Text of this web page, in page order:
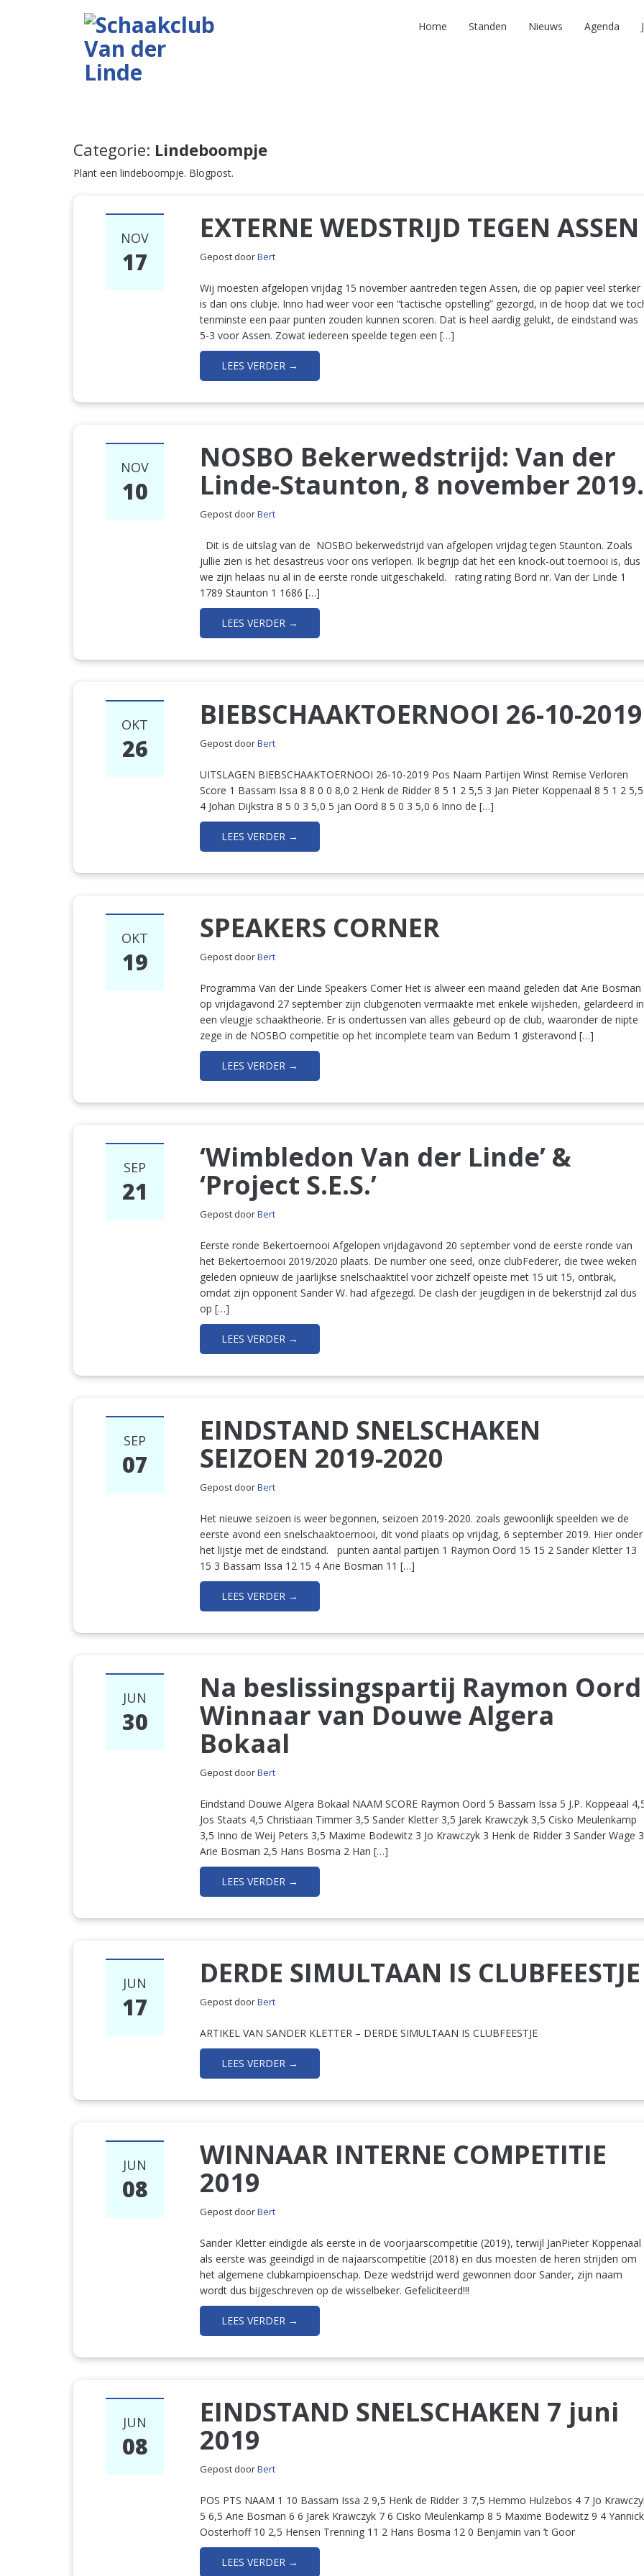
Home Standen Nieuws Agenda
Categorie: Lindeboompje
Plant een lindeboompje. Blogpost.
NOV
17
EXTERNE WEDSTRIJD TEGEN ASSEN
Gepost doorBert
Wij moesten afgelopen vrijdag 15 november aantreden tegen Assen, die op papier veel sterker
is dan ons clubje. Inno had weer voor een “tactische opstelling” gezorgd, in de hoop dat we
tenminste een paar punten zouden kunnen scoren. Dat is heel aardig gelukt, de eindstand was
5-3 voor Assen. Zowat iedereen speelde tegen een […]
LEES VERDER →
NOV
10
NOSBO Bekerwedstrijd: Van der
Linde-Staunton, 8 november 2019.
Gepost doorBert
Dit is de uitslag van de NOSBO bekerwedstrijd van afgelopen vrijdag tegen Staunton. Zoals
jullie zien is het desastreus voor ons verlopen. Ik begrijp dat het een knock-out toernooi is, dus
we zijn helaas nu al in de eerste ronde uitgeschakeld. rating rating Bord nr. Van der Linde 1
1789 Staunton 1 1686 […]
LEES VERDER →
OKT
26
BIEBSCHAAKTOERNOOI 26-10-2019
Gepost doorBert
UITSLAGEN BIEBSCHAAKTOERNOOI 26-10-2019 Pos Naam Partijen Winst Remise Verloren
Score 1 Bassam Issa 8 8 0 0 8,0 2 Henk de Ridder 8 5 1 2 5,5 3 Jan Pieter Koppenaal 8 5 1 2 5,5
4 Johan Dijkstra 8 5 0 3 5,0 5 jan Oord 8 5 0 3 5,0 6 Inno de […]
LEES VERDER →
OKT
19
SPEAKERS CORNER
Gepost doorBert
Programma Van der Linde Speakers Corner Het is alweer een maand geleden dat Arie Bosman
op vrijdagavond 27 september zijn clubgenoten vermaakte met enkele wijsheden, gelardeerd in
een vleugje schaaktheorie. Er is ondertussen van alles gebeurd op de club, waaronder de nipte
zege in de NOSBO competitie op het incomplete team van Bedum 1 gisteravond […]
LEES VERDER →
SEP
21
‘Wimbledon Van der Linde’ &
‘Project S.E.S.’
Gepost doorBert
Eerste ronde Bekertoernooi Afgelopen vrijdagavond 20 september vond de eerste ronde van
het Bekertoernooi 2019/2020 plaats. De number one seed, onze clubFederer, die twee weken
geleden opnieuw de jaarlijkse snelschaaktitel voor zichzelf opeiste met 15 uit 15, ontbrak,
omdat zijn opponent Sander W. had afgezegd. De clash der jeugdigen in de bekerstrijd zal dus
op […]
LEES VERDER →
SEP
07
EINDSTAND SNELSCHAKEN
SEIZOEN 2019-2020
Gepost doorBert
Het nieuwe seizoen is weer begonnen, seizoen 2019-2020. zoals gewoonlijk speelden we de
eerste avond een snelschaaktoernooi, dit vond plaats op vrijdag, 6 september 2019. Hier onder
het lijstje met de eindstand. punten aantal partijen 1 Raymon Oord 15 15 2 Sander Kletter 13
15 3 Bassam Issa 12 15 4 Arie Bosman 11 […]
LEES VERDER →
JUN
30
Na beslissingspartij Raymon Oord
Winnaar van Douwe Algera
Bokaal
Gepost doorBert
Eindstand Douwe Algera Bokaal NAAM SCORE Raymon Oord 5 Bassam Issa 5 J.P. Koppeaal
Jos Staats 4,5 Christiaan Timmer 3,5 Sander Kletter 3,5 Jarek Krawczyk 3,5 Cisko Meulenkamp
3,5 Inno de Weij Peters 3,5 Maxime Bodewitz 3 Jo Krawczyk 3 Henk de Ridder 3 Sander Wage 3
Arie Bosman 2,5 Hans Bosma 2 Han […]
LEES VERDER →
JUN
17
DERDE SIMULTAAN IS CLUBFEESTJE
Gepost doorBert
ARTIKEL VAN SANDER KLETTER – DERDE SIMULTAAN IS CLUBFEESTJE
LEES VERDER →
JUN
08
WINNAAR INTERNE COMPETITIE
2019
Gepost doorBert
Sander Kletter eindigde als eerste in de voorjaarscompetitie (2019), terwijl JanPieter Koppenaal
als eerste was geeindigd in de najaarscompetitie (2018) en dus moesten de heren strijden om
het algemene clubkampioenschap. Deze wedstrijd werd gewonnen door Sander, zijn naam
wordt dus bijgeschreven op de wisselbeker. Gefeliciteerd!!!
LEES VERDER →
JUN
08
EINDSTAND SNELSCHAKEN 7 juni
2019
Gepost doorBert
POS PTS NAAM 1 10 Bassam Issa 2 9,5 Henk de Ridder 3 7,5 Hemmo Hulzebos 4 7 Jo
5 6,5 Arie Bosman 6 6 Jarek Krawczyk 7 6 Cisko Meulenkamp 8 5 Maxime Bodewitz 9 4 Yannick
Oosterhoff 10 2,5 Hensen Trenning 11 2 Hans Bosma 12 0 Benjamin van ’t Goor
LEES VERDER →